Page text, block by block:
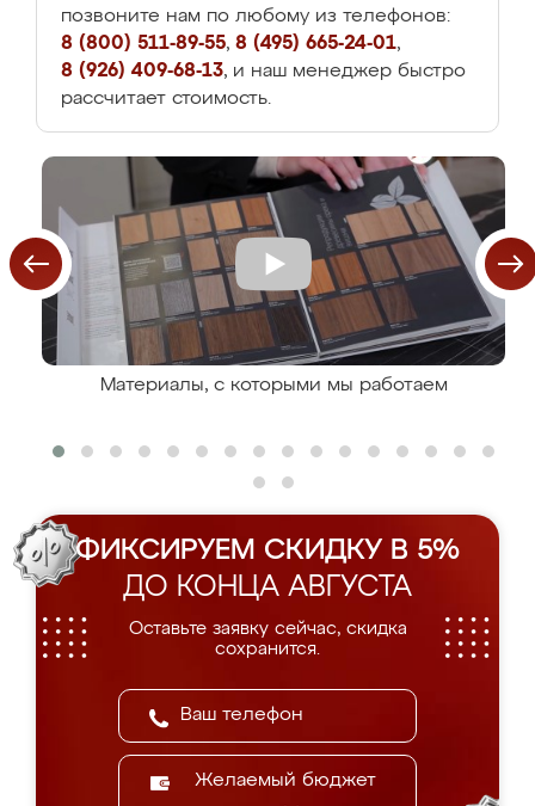
позвоните нам по любому из телефонов:
8 (800) 511-89-55, 8 (495) 665-24-01,
8 (926) 409-68-13, и наш менеджер быстро
рассчитает стоимость.
Материалы, с которыми мы работаем
ФИКСИРУЕМ СКИДКУ В 5%
ДО КОНЦА АВГУСТА
Оставьте заявку сейчас, скидка
сохранится.
Желаемый бюджет